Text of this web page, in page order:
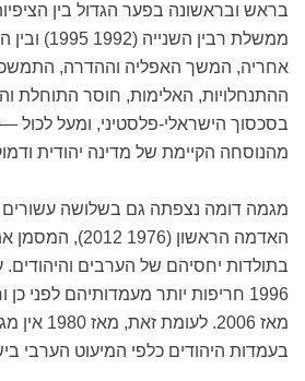
בראש ובראשונה בפער הגדול בין
ממשלת רבין
אחריה, המשך האפליה וההדרה,
ההתנחלויות, האלימות, חוסר התוחלת
בסכסוך הישראלי-פלסטיני, ומעל לכול
מהנוסחה הקיימת של מדינה יהודית
מגמה דומה נצפתה גם בשלושה עשורים
האדמה הראשון
בתולדות יחסיהם של הערבים
1996 חריפות יותר מעמדותיהם לפני
מאז 2006.
בעמדות היהודים כלפי המיעוט הערבי